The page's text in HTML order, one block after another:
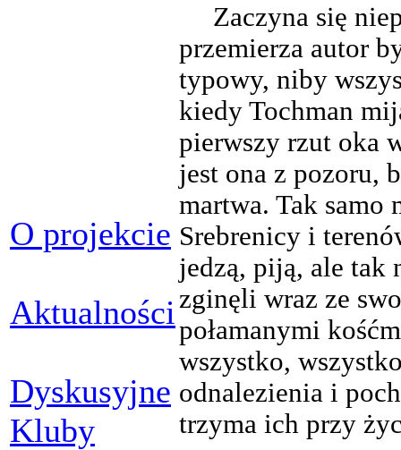
O projekcie
Aktualności
Dyskusyjne
Kluby
Zaczyna się
przemierza autor
typowy, niby
kiedy Tochman
pierwszy rzut oka
jest ona z pozoru,
martwa. Tak
Srebrenicy i
jedzą, piją, ale tak
zginęli wraz ze
połamanymi
wszystko,
odnalezienia i
trzyma ich przy